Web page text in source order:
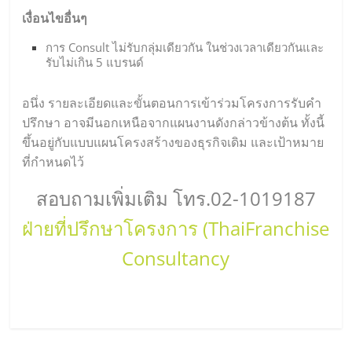
เงื่อนไขอื่นๆ
การ Consult ไม่รับกลุ่มเดียวกัน ในช่วงเวลาเดียวกันและ
รับไม่เกิน 5 แบรนด์
อนึ่ง รายละเอียดและขั้นตอนการเข้าร่วมโครงการรับคำ
ปรึกษา อาจมีนอกเหนือจากแผนงานดังกล่าวข้างต้น ทั้งนี้
ขึ้นอยู่กับแบบแผนโครงสร้างของธุรกิจเดิม และเป้าหมาย
ที่กำหนดไว้
สอบถามเพิ่มเติม โทร.02-1019187
ฝ่ายที่ปรึกษาโครงการ (ThaiFranchise
Consultancy